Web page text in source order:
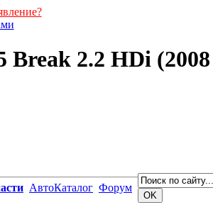
2.2 HDi
АвтоКаталог Форум